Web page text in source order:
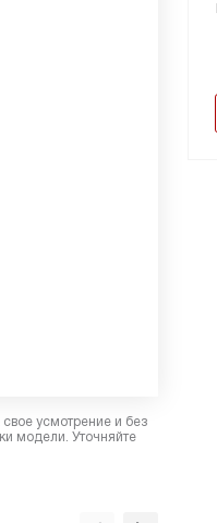
усмотрение и без
модели. Уточняйте